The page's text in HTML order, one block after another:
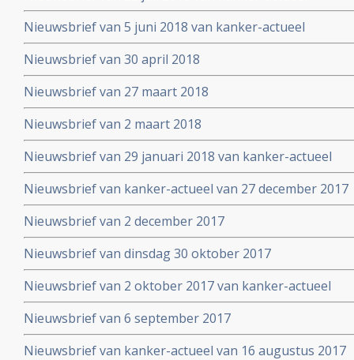
Nieuwsbrief van 5 juni 2018 van kanker-actueel
Nieuwsbrief van 30 april 2018
Nieuwsbrief van 27 maart 2018
Nieuwsbrief van 2 maart 2018
Nieuwsbrief van 29 januari 2018 van kanker-actueel
Nieuwsbrief van kanker-actueel van 27 december 2017
Nieuwsbrief van 2 december 2017
Nieuwsbrief van dinsdag 30 oktober 2017
Nieuwsbrief van 2 oktober 2017 van kanker-actueel
Nieuwsbrief van 6 september 2017
Nieuwsbrief van kanker-actueel van 16 augustus 2017